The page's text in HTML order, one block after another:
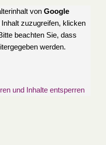
von Google
zuzugreifen, klicken
beachten Sie, dass
werden.
und Inhalte entsperren